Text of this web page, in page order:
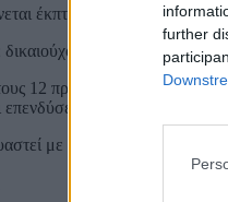
further
έκπτωση παγίου αντί
έως 29 ετών,
12 πρώτους μήνες του
δικτύου.
με επιδότηση συσκευής.